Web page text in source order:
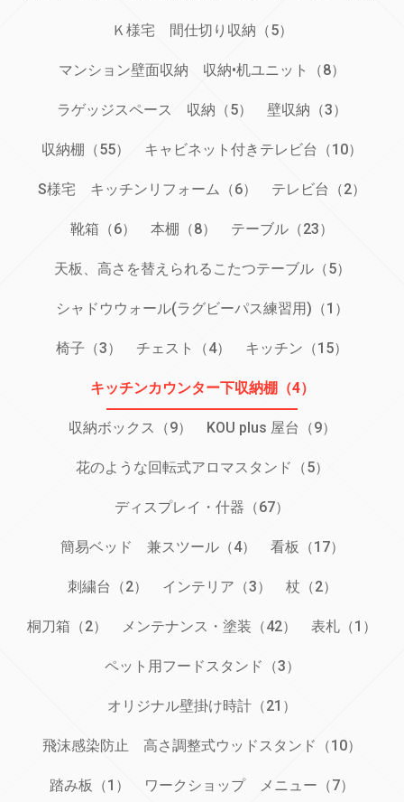
Ｋ様宅 間仕切り収納（5）
マンション壁面収納 収納•机ユニット（8）
ラゲッジスペース 収納（5） 壁収納（3）
収納棚（55） キャビネット付きテレビ台（10）
S様宅 キッチンリフォーム（6） テレビ台（2）
靴箱（6） 本棚（8） テーブル（23）
天板、高さを替えられるこたつテーブル（5）
シャドウウォール(ラグビーパス練習用)（1）
椅子（3） チェスト（4） キッチン（15）
キッチンカウンター下収納棚（4）
収納ボックス（9） KOU plus 屋台（9）
花のような回転式アロマスタンド（5）
ディスプレイ・什器（67）
簡易ベッド 兼スツール（4） 看板（17）
刺繍台（2） インテリア（3） 杖（2）
桐刀箱（2） メンテナンス・塗装（42） 表札（1）
ペット用フードスタンド（3）
オリジナル壁掛け時計（21）
飛沫感染防止 高さ調整式ウッドスタンド（10）
踏み板（1） ワークショップ メニュー（7）